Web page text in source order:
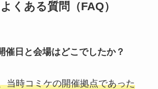
くある質問（FAQ）
催日と会場はどこでしたか？
当時コミケの開催拠点であった